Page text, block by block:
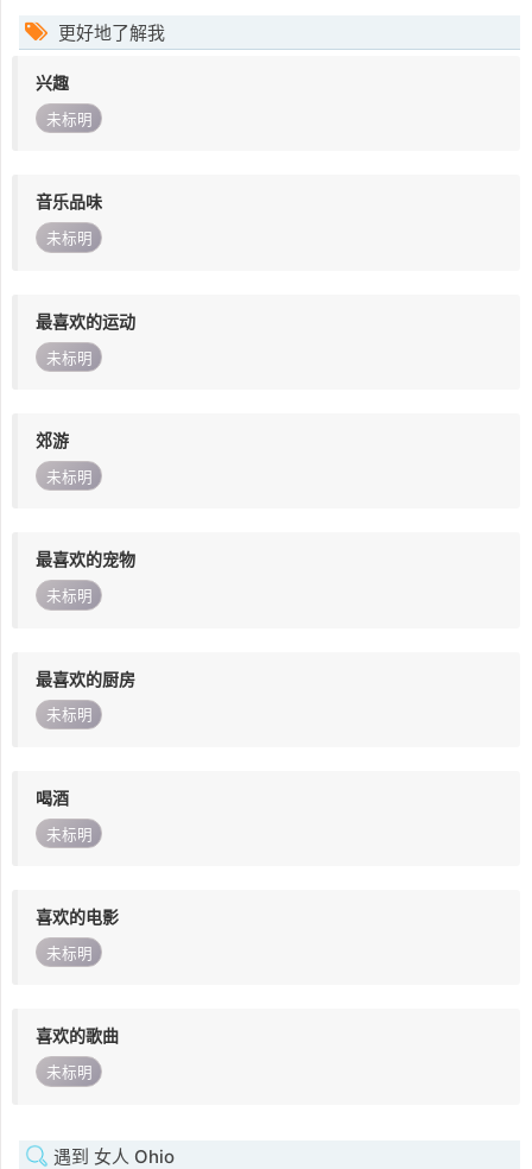
更好地了解我
兴趣
未标明
音乐品味
未标明
最喜欢的运动
未标明
郊游
未标明
最喜欢的宠物
未标明
最喜欢的厨房
未标明
喝酒
未标明
喜欢的电影
未标明
喜欢的歌曲
未标明
遇到 女人 Ohio